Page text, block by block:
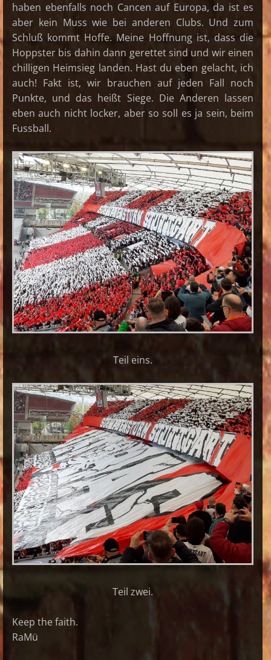
haben ebenfalls noch Cancen auf Europa, da ist es
aber kein Muss wie bei anderen Clubs. Und zum
Schluß kommt Hoffe. Meine Hoffnung ist, dass die
Hoppster bis dahin dann gerettet sind und wir einen
chilligen Heimsieg landen. Hast du eben gelacht, ich
auch! Fakt ist, wir brauchen auf jeden Fall noch
Punkte, und das heißt Siege. Die Anderen lassen
eben auch nicht locker, aber so soll es ja sein, beim
Fussball.
Teil eins.
Teil zwei.
Keep the faith.
RaMü